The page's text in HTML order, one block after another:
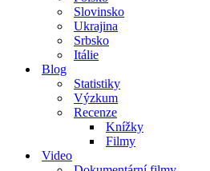
Slovinsko
Ukrajina
Srbsko
Itálie
Blog
Statistiky
Výzkum
Recenze
Knížky
Filmy
Video